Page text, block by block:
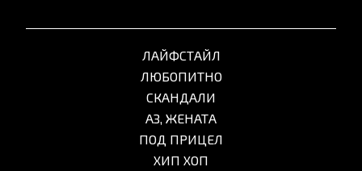
ЛАЙФСТАЙЛ
ЛЮБОПИТНО
СКАНДАЛИ
АЗ, ЖЕНАТА
ПОД ПРИЦЕЛ
ХИП ХОП